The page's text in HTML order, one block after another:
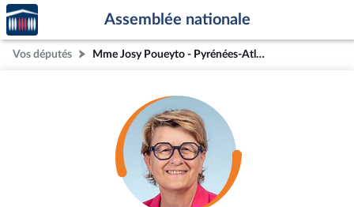
Aller au contenu
Aller en bas de la page
Accèder
à la
page
d'accueil
Assemblée nationale
Vos députés Mme Josy Poueyto - Pyrénées-Atlantiques (1re circonscription)